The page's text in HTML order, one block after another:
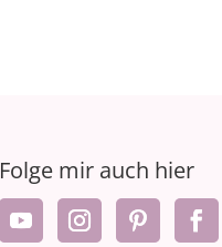
Folge mir auch hier